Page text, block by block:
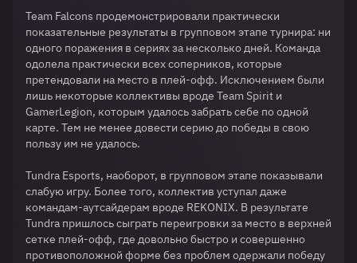
Team Falcons продемонстрировали практически
показательные результаты в групповом этапе турнира: ни
одного поражения в сериях за несколько дней. Команда
одолела практически всех соперников, которые
претендовали на место в плей-офф. Исключением были
лишь некоторые коллективы вроде Team Spirit и
GamerLegion, которым удалось забрать себе по одной
карте. Тем не менее довести серию до победы в свою
пользу им не удалось.
Tundra Esports, наоборот, в групповом этапе показывали
слабую игру. Более того, коллектив уступал даже
командам-аутсайдерам вроде REKONIX. В результате
Tundra пришлось сыграть переигровки за место в верхней
сетке плей-офф, где довольно быстро и совершенно
противоположной форме без проблем одержали победу